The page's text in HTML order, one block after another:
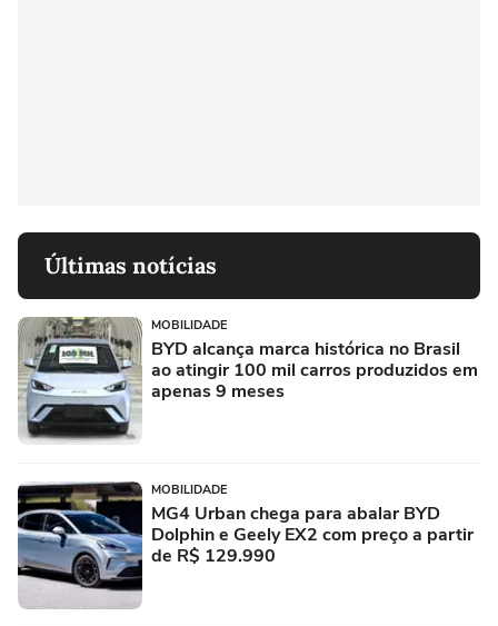
Últimas notícias
MOBILIDADE
BYD alcança marca histórica no Brasil
ao atingir 100 mil carros produzidos em
apenas 9 meses
MOBILIDADE
MG4 Urban chega para abalar BYD
Dolphin e Geely EX2 com preço a partir
de R$ 129.990